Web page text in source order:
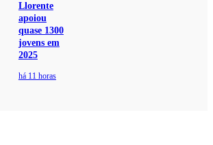
Llorente
apoiou
quase 1300
jovens em
2025
há 11 horas